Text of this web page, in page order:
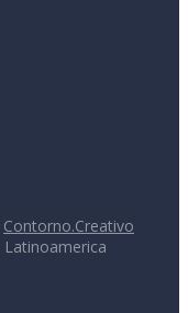
Contorno.Creativo